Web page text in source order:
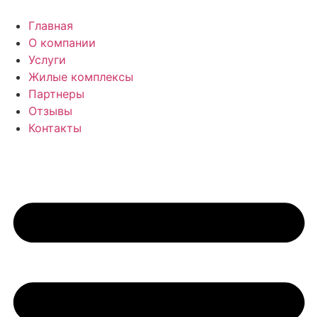
содержимому
Главная
О компании
Услуги
Жилые комплексы
Партнеры
Отзывы
Контакты